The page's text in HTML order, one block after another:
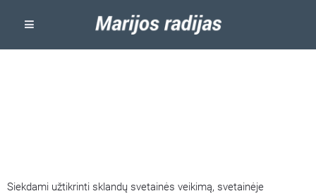
Siekdami užtikrinti sklandų svetainės veikimą, svetainėje